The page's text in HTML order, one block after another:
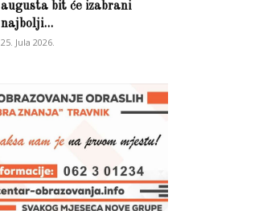
augusta bit će izabrani
najbolji...
25. Jula 2026.